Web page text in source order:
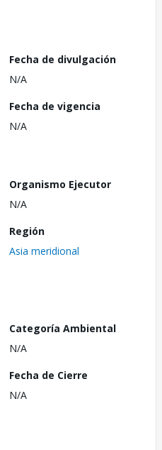
Fecha de divulgación
N/A
Fecha de vigencia
N/A
Organismo Ejecutor
N/A
Región
Asia meridional
Categoría Ambiental
N/A
Fecha de Cierre
N/A